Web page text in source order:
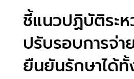
ชี้แนวปฏิบัติระ
ปรับรอบการจ่า
ยืนยันรักษาได้ทั้